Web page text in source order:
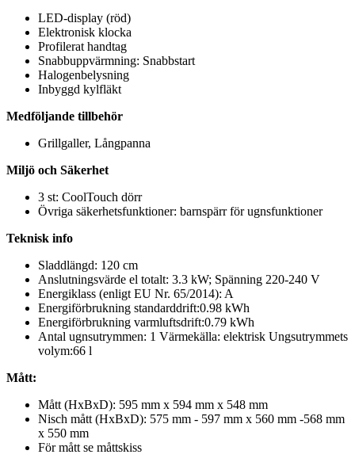
LED-display (röd)
Elektronisk klocka
Profilerat handtag
Snabbuppvärmning: Snabbstart
Halogenbelysning
Inbyggd kylfläkt
Medföljande tillbehör
Grillgaller, Långpanna
Miljö och Säkerhet
3 st: CoolTouch dörr
Övriga säkerhetsfunktioner: barnspärr för ugnsfunktioner
Teknisk info
Sladdlängd: 120 cm
Anslutningsvärde el totalt: 3.3 kW; Spänning 220-240 V
Energiklass (enligt EU Nr. 65/2014): A
Energiförbrukning standarddrift:0.98 kWh
Energiförbrukning varmluftsdrift:0.79 kWh
Antal ugnsutrymmen: 1 Värmekälla: elektrisk Ungsutrymmets
volym:66 l
Mått:
Mått (HxBxD): 595 mm x 594 mm x 548 mm
Nisch mått (HxBxD): 575 mm - 597 mm x 560 mm -568 mm
x 550 mm
För mått se måttskiss